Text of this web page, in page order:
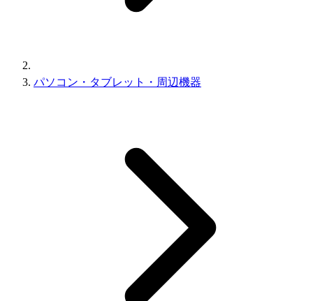
パソコン・タブレット・周辺機器